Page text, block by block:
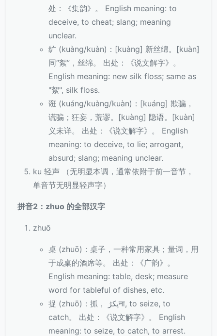
处：《集韵》。 English meaning: to
deceive, to cheat; slang; meaning
unclear.
纩 (kuàng/kuàn)：[kuàng] 新丝绵。[kuàn]
同“絮”，丝绵。 出处：《说文解字》。
English meaning: new silk floss; same as
"絮", silk floss.
诳 (kuáng/kuàng/kuàn)：[kuáng] 欺骗，
谎骗；狂妄，荒谬。[kuàng] 隐语。[kuàn]
义未详。 出处：《说文解字》。 English
meaning: to deceive, to lie; arrogant,
absurd; slang; meaning unclear.
ku 轻声 （无明显本调，通常依附于前一音节，
单音节无明显轻声字）
拼音2：zhuo 的全部汉字
zhuō
桌 (zhuō)：桌子，一种常用家具；量词，用
于成桌的酒席等。 出处：《广韵》。
English meaning: table, desk; measure
word for tableful of dishes, etc.
捉 (zhuō)：抓， پکڑना, to seize, to
catch。 出处：《说文解字》。 English
meaning: to seize, to catch, to arrest.